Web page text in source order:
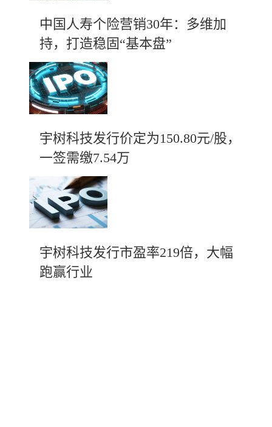
中国人寿个险营销30年：多维加
持，打造稳固“基本盘”
宇树科技发行价定为150.80元/股，
一签需缴7.54万
宇树科技发行市盈率219倍，大幅
跑赢行业